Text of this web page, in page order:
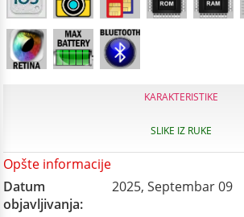
KARAKTERISTIKE
SLIKE IZ RUKE
Opšte informacije
Datum
objavljivanja:
2025, Septembar 09